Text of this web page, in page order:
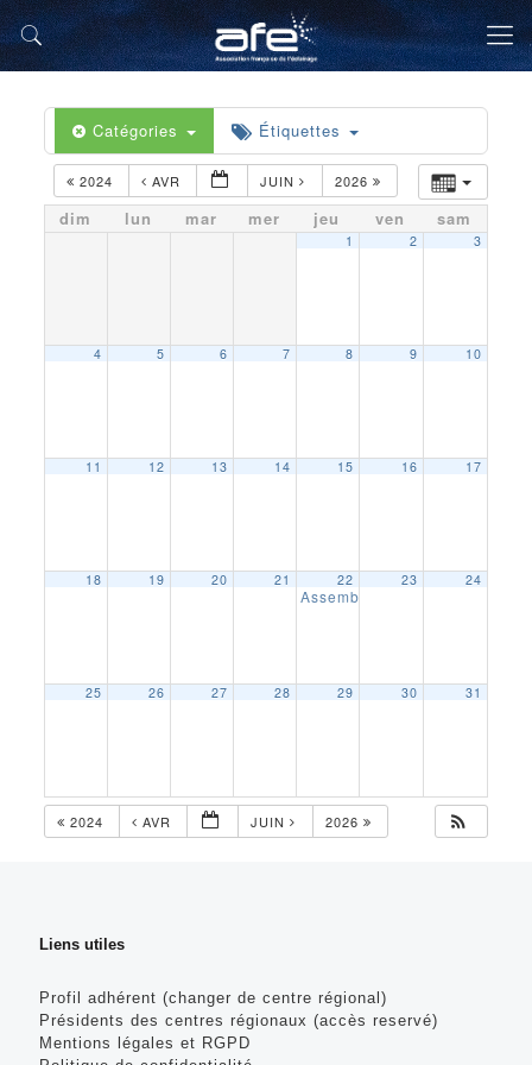
Catégories Étiquettes
2024 AVR JUIN 2026
dim lun mar mer jeu ven sam
1 2 3
4 5 6 7 8 9 10
11 12 13 14 15 16 17
18 19 20 21 22
Assemblée générale centre
23 24
25 26 27 28 29 30 31
2024 AVR JUIN 2026
Liens utiles
Profil adhérent (changer de centre régional)
Présidents des centres régionaux (accès reservé)
Mentions légales et RGPD